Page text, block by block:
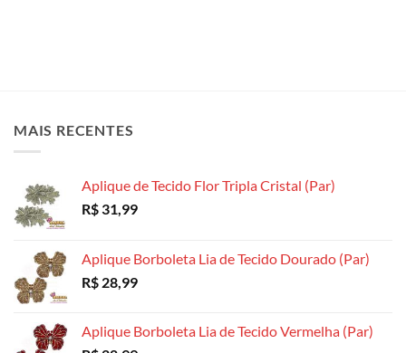
MAIS RECENTES
Aplique de Tecido Flor Tripla Cristal (Par)
R$ 31,99
Aplique Borboleta Lia de Tecido Dourado (Par)
R$ 28,99
Aplique Borboleta Lia de Tecido Vermelha (Par)